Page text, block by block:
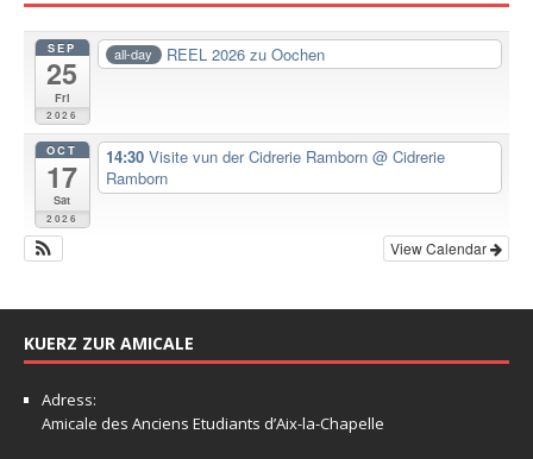
SEP
25
Fri
2026
all-day REEL 2026 zu Oochen
OCT
17
Sat
2026
14:30 Visite vun der Cidrerie Ramborn @ Cidrerie
Ramborn
View Calendar
KUERZ ZUR AMICALE
Adress:
Amicale des Anciens Etudiants d’Aix-la-Chapelle